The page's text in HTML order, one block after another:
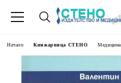
Начало Книжарница СТЕНО Медицина